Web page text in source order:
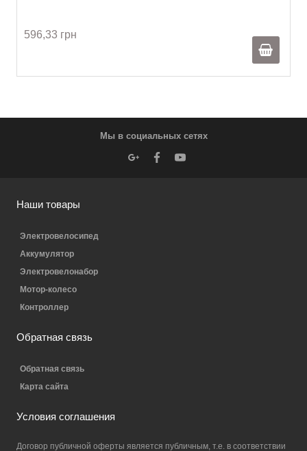
596,33 грн
Мы в социальных сетях
Наши товары
Электровелосипед
Аккумулятор
Электровелонабор
Мотор-колесо
Контроллер
Обратная связь
Обратная связь
Карта сайта
Условия соглашения
Договор публичной оферты является публичным, т.е. в соответствии